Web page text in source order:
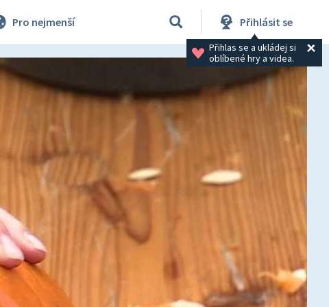
Pro nejmenší Přihlásit se
Přihlas se a ukládej si
oblíbené hry a videa.